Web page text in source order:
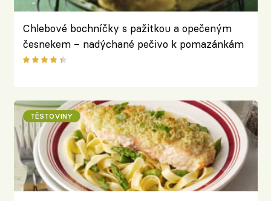
Chlebové bochníčky s pažitkou a opečeným
česnekem – nadýchané pečivo k pomazánkám
i ke grilovačce
TĚSTOVINY